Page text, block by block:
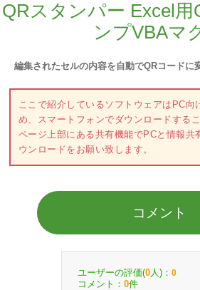
QRスタンパー Excel用
ンプVBAマ
編集されたセルの内容を自動でQRコードに
ここで紹介しているソフトウェアはPC向
め、スマートフォンでダウンロードする
ページ上部にある共有機能でPCと情報共
ウンロードをお願い致します。
コメント
ユーザーの評価(0 人)： 0
コメント： 0件